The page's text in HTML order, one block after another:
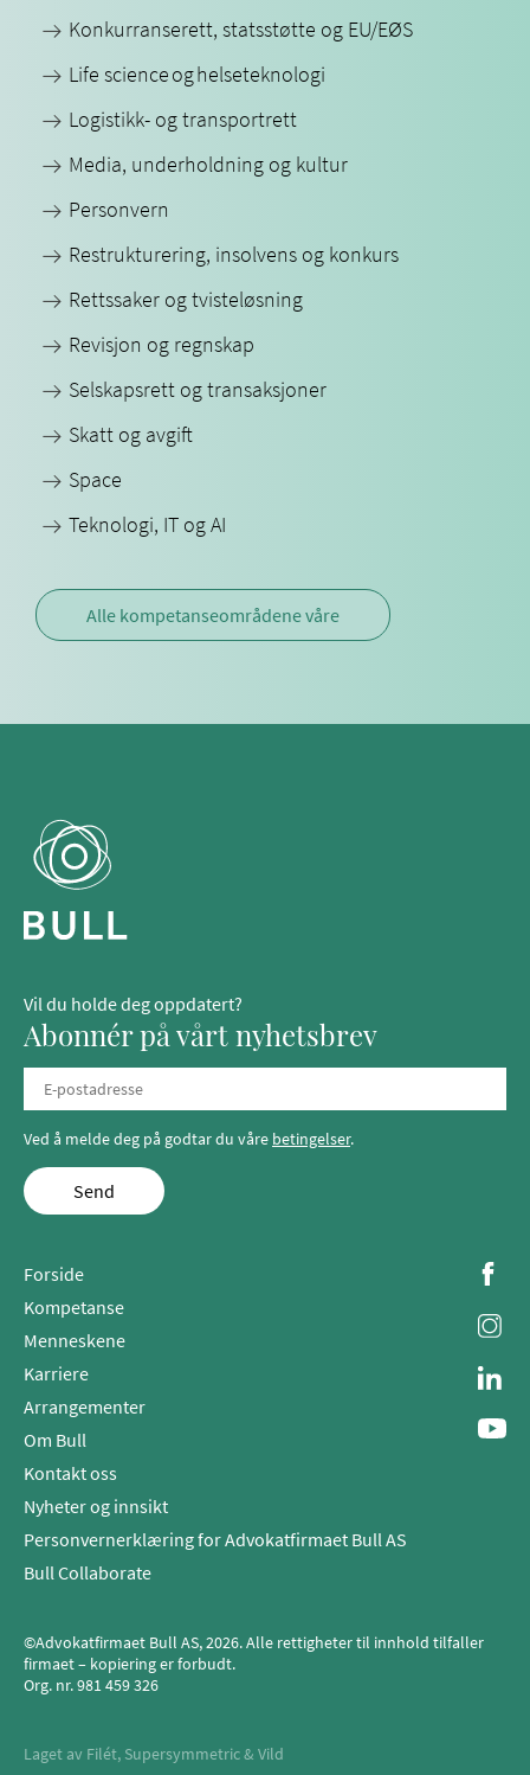
Konkurranserett, statsstøtte og EU/EØS
Life science og helseteknologi
Logistikk- og transportrett
Media, underholdning og kultur
Personvern
Restrukturering, insolvens og konkurs
Rettssaker og tvisteløsning
Revisjon og regnskap
Selskapsrett og transaksjoner
Skatt og avgift
Space
Teknologi, IT og AI
Alle kompetanseområdene våre
Vil du holde deg oppdatert?
Abonnér på vårt nyhetsbrev
Ved å melde deg på godtar du våre betingelser.
Send
Forside
Kompetanse
Menneskene
Karriere
Arrangementer
Om Bull
Kontakt oss
Nyheter og innsikt
Personvernerklæring for Advokatfirmaet Bull AS
Bull Collaborate
©Advokatfirmaet Bull AS, 2026. Alle rettigheter til innhold tilfaller
firmaet – kopiering er forbudt.
Org. nr.981 459 326
Laget av Filét, Supersymmetric& Vild